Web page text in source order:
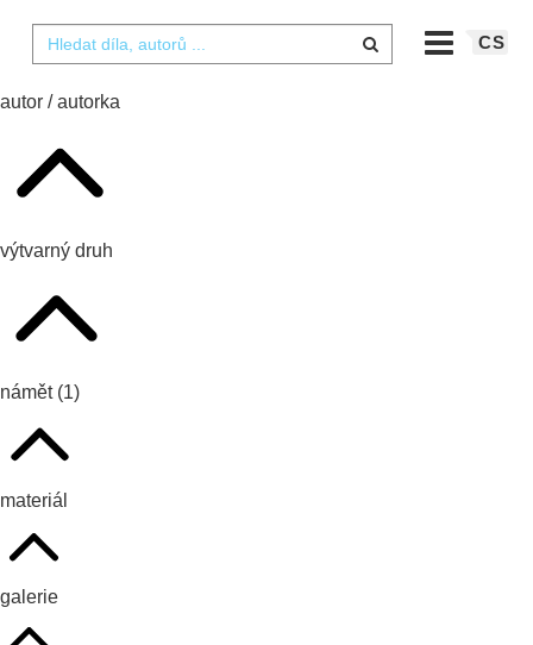
CS
autor / autorka
výtvarný druh
námět (1)
materiál
galerie